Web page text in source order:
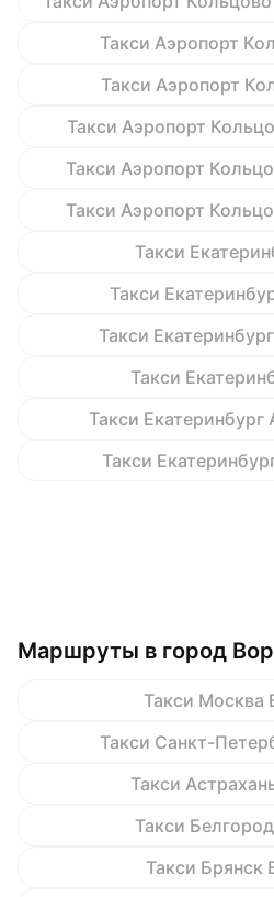
Такси Аэропорт
Такси Аэропорт
Такси Аэропорт
Такси Аэропорт
Такси Аэропорт
Такси
Такси
Такси
Такси
Такси
Такси
Маршруты в город
Такси Москва
Такси Санкт-
Такси
Такси
Такси Брянск